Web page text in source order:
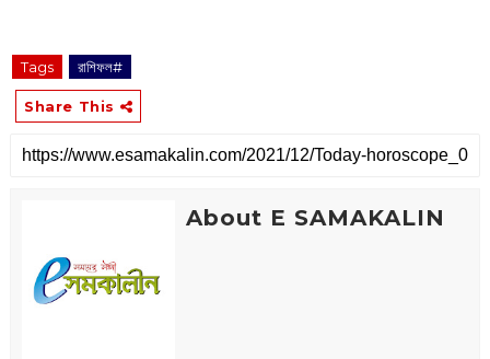
Tags রাশিফল#
Share This
About E SAMAKALIN